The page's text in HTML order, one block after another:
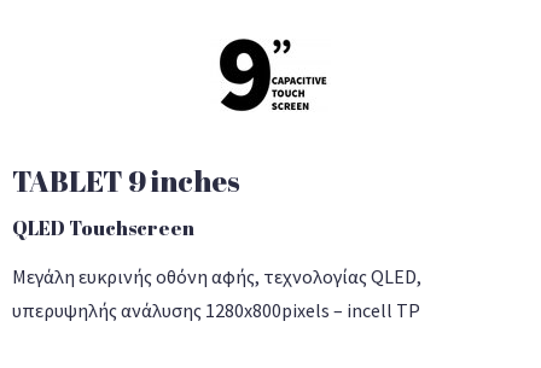
TABLET 9 inches
QLED Touchscreen
Μεγάλη ευκρινής οθόνη αφής, τεχνολογίας QLED,
υπερυψηλής ανάλυσης 1280x800pixels – incell TP